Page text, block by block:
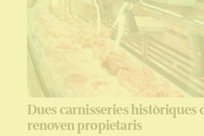
Dues carnisseries històriques
renoven propietaris